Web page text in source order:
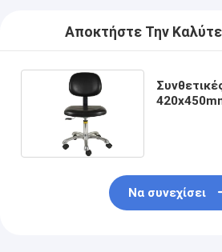
Αποκτήστε Την
Να συνεχίσει